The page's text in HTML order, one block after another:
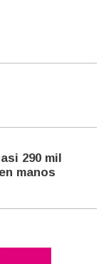
290 mil
manos